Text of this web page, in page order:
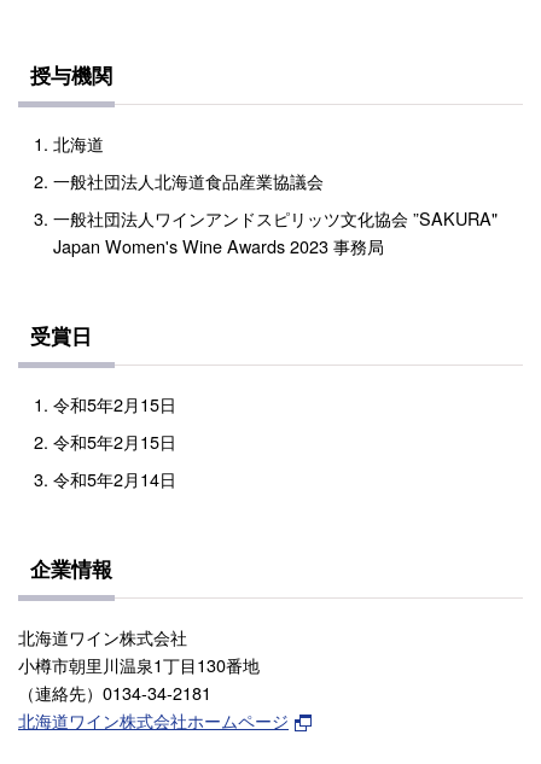
授与機関
北海道
一般社団法人北海道食品産業協議会
一般社団法人ワインアンドスピリッツ文化協会 ”SAKURA"
Japan Women's Wine Awards 2023 事務局
受賞日
令和5年2月15日
令和5年2月15日
令和5年2月14日
企業情報
北海道ワイン株式会社
小樽市朝里川温泉1丁目130番地
（連絡先）0134-34-2181
北海道ワイン株式会社ホームページ